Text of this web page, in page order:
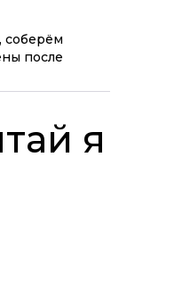
соберём
после
я